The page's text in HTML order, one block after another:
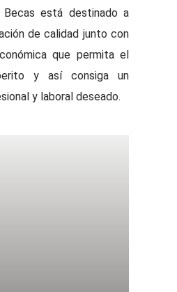
está destinado a
de calidad junto con
que permita el
y así consiga un
y laboral deseado.